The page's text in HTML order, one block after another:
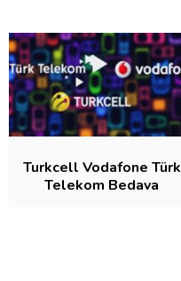
Turkcell Vodafone Türk
Telekom Bedava